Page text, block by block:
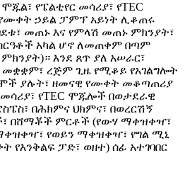
የፔልቲየር መሳሪያ፣ የTEC
ኃይል ፓምፕ አይነት ሊቆጠሩ
መጠኑ እና የምላሽ መጠኑ ምክንያት፣
አካል ሆኖ ለመጠቀም በጣም
እንደ ጸጥ ያለ አሠራር፣
መቋቋም፣ ረጅም ጊዜ የሚቆይ የአገልግሎት
ያሉት፣ ዘመናዊ የሙቀት መቆጣጠሪያ
የTEC ሞጁሎች በወታደራዊ
በሕክምና ህክምና፣ በወረርሽኝ
በሸማቾች ምርቶች (የውሃ ማቀዝቀዣ፣
የወይን ማቀዝቀዣ፣ የግል ሚኒ
የእንቅልፍ ፓድ፣ ወዘተ) ሰፊ አተገባበር